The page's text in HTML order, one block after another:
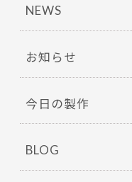
NEWS
お知らせ
今日の製作
BLOG